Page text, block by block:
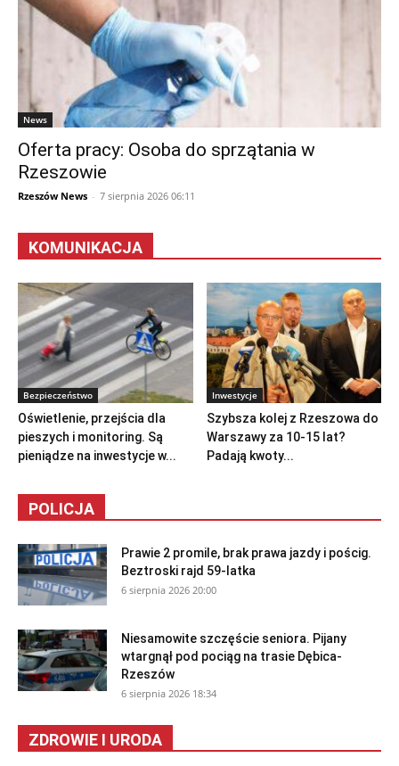
News
Oferta pracy: Osoba do sprzątania w
Rzeszowie
Rzeszów News - 7 sierpnia 2026 06:11
KOMUNIKACJA
Bezpieczeństwo
Oświetlenie, przejścia dla
pieszych i monitoring. Są
pieniądze na inwestycje w...
Inwestycje
Szybsza kolej z Rzeszowa do
Warszawy za 10-15 lat?
Padają kwoty...
POLICJA
Prawie 2 promile, brak prawa jazdy i pościg.
Beztroski rajd 59-latka
6 sierpnia 2026 20:00
Niesamowite szczęście seniora. Pijany
wtargnął pod pociąg na trasie Dębica-
Rzeszów
6 sierpnia 2026 18:34
ZDROWIE I URODA